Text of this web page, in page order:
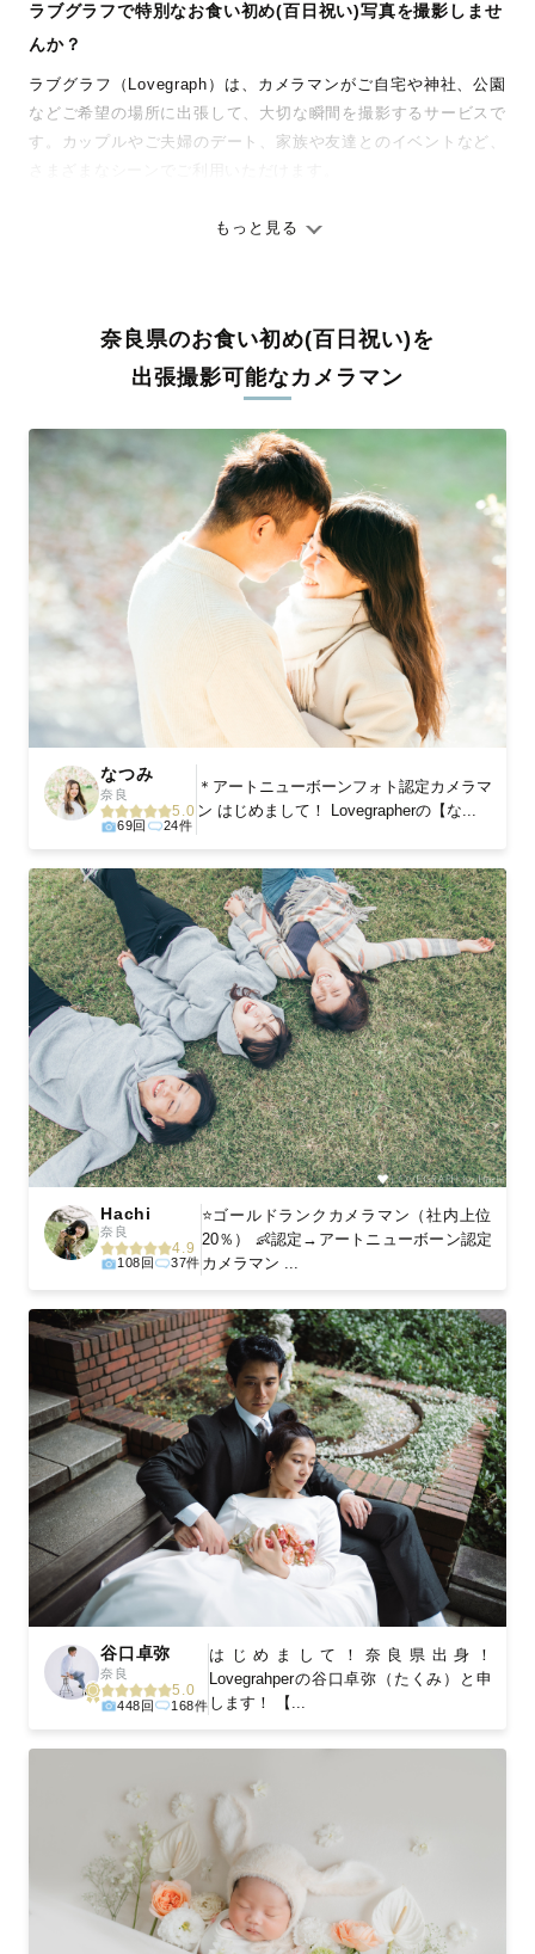
ラブグラフで特別なお食い初め(百日祝い)写真を撮影しませ
んか？
ラブグラフ（Lovegraph）は、カメラマンがご自宅や神社、公園
などご希望の場所に出張して、大切な瞬間を撮影するサービスで
す。カップルやご夫婦のデート、家族や友達とのイベントなど、
ありのままの空気感を大切に、何十年経っても見返したくなるよ
料金は全国どこでも一律。わかりやすく安心の価格設定です。オ
リジナルの研修と厳正な審査に合格し、撮影技術やホスピタリテ
ィを身につけたプロのカメラマンが全国47都道府県に在籍してい
験をお届けします。
丁寧なレタッチで思い出を美しく仕上げます
撮影後は、独自の編集技術で写真の明るさや色合いを丁寧に調
整。自然な雰囲気を残しつつも、おしゃれで洗練された仕上がり
に。きっと「こんな写真を撮ってほしかった！」と思える一枚に
出会えます。まずは、ラブグラフの
撮影事例をご覧ください。
もっと見る
奈良県のお食い初め(百日祝い)を
出張撮影可能なカメラマン
なつみ
奈良
5.0
69回 24件
＊アートニューボーンフォト認定カメラマ
ン はじめまして！ Lovegrapherの【な...
Hachi
奈良
4.9
108回 37件
⭐️ゴールドランクカメラマン（社内上位
20％） 👶認定→アートニューボーン認定
カメラマン ...
谷口卓弥
奈良
5.0
448回 168件
はじめまして！奈良県出身！
Lovegrahperの谷口卓弥（たくみ）と申
します！ 【...